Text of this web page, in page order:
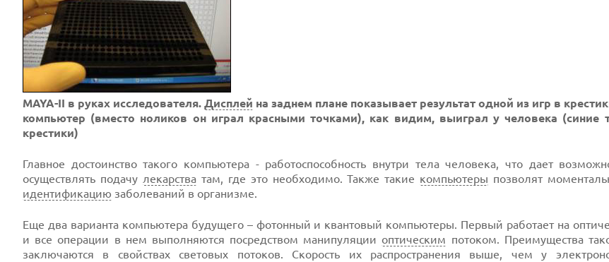
MAYA-II в руках исследователя. Дисплей на заднем плане показывает результат одной из игр в
компьютер (вместо ноликов он играл красными точками), как видим, выиграл у человека (синие
крестики)
Главное достоинство такого компьютера - работоспособность внутри тела человека, что дает
осуществлять подачу лекарстватам, где это необходимо. Также такие компьютеры позволят
идентификацию заболеваний в организме.
Еще два варианта компьютера будущего – фотонный и квантовый компьютеры. Первый работает на
и все операции в нем выполняются посредством манипуляции оптическим потоком. Преимущества
заключаются в свойствах световых потоков. Скорость их распространения выше, чем у